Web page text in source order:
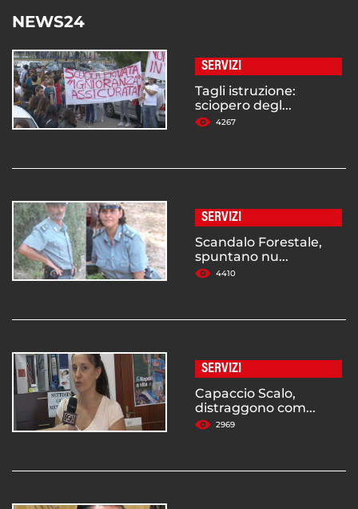
NEWS24
SERVIZI
Tagli istruzione:
sciopero degl...
4267
SERVIZI
Scandalo Forestale,
spuntano nu...
4410
SERVIZI
Capaccio Scalo,
distraggono com...
2969